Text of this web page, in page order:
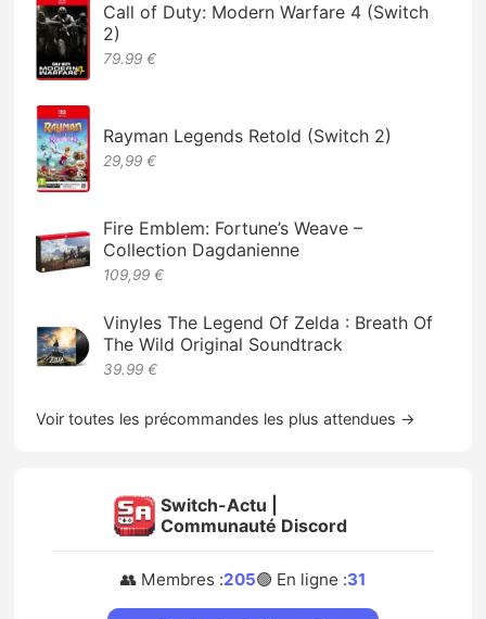
Call of Duty: Modern Warfare 4 (Switch
2)
79.99 €
Rayman Legends Retold (Switch 2)
29,99 €
Fire Emblem: Fortune’s Weave –
Collection Dagdanienne
109,99 €
Vinyles The Legend Of Zelda : Breath Of
The Wild Original Soundtrack
39.99 €
Voir toutes les précommandes les plus attendues →
Switch-Actu |
Communauté Discord
👥 Membres :205🟢 En ligne :31